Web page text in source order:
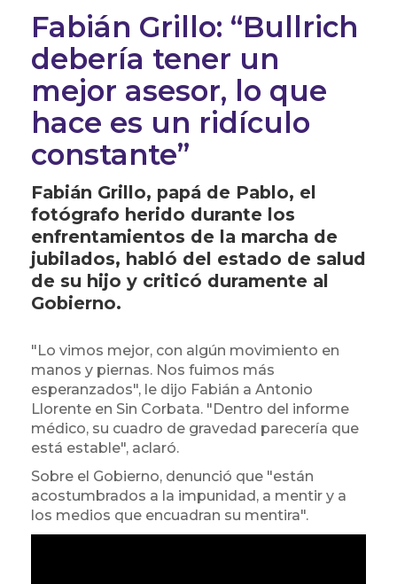
Fabián Grillo: “Bullrich
debería tener un
mejor asesor, lo que
hace es un ridículo
constante”
Fabián Grillo, papá de Pablo, el
fotógrafo herido durante los
enfrentamientos de la marcha de
jubilados, habló del estado de salud
de su hijo y criticó duramente al
Gobierno.
"Lo vimos mejor, con algún movimiento en
manos y piernas. Nos fuimos más
esperanzados", le dijo Fabián a Antonio
Llorente en Sin Corbata. "Dentro del informe
médico, su cuadro de gravedad parecería que
está estable", aclaró.
Sobre el Gobierno, denunció que "están
acostumbrados a la impunidad, a mentir y a
los medios que encuadran su mentira".